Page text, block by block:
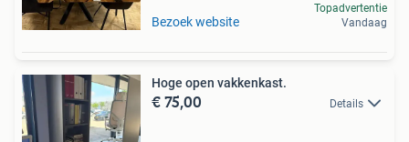
Bezoek website
Topadvertentie
Vandaag
Hoge open vakkenkast.
€ 75,00 Details